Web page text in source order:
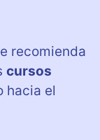
recomienda
cursos
hacia el